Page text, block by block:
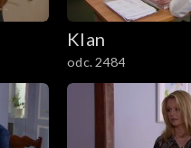
3301–3400
3201–3300
Klan
odc. 2484